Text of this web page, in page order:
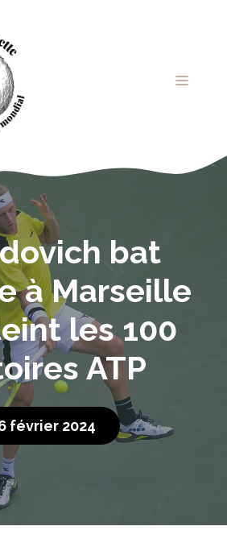
MENU
bat
à Marseille
les 100
ATP
février 2024